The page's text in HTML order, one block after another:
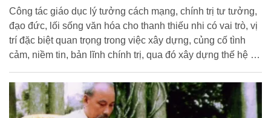
Công tác giáo dục lý tưởng cách mạng, chính trị tư tưởng,
đạo đức, lối sống văn hóa cho thanh thiếu nhi có vai trò, vị
trí đặc biệt quan trọng trong việc xây dựng, củng cố tình
cảm, niềm tin, bản lĩnh chính trị, qua đó xây dựng thế hệ trẻ
đáng làm chủ nước nhà theo Di chúc Chủ tịch Hồ Chí
Minh.